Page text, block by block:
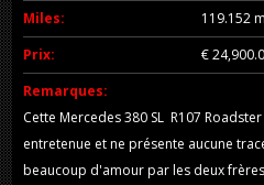
Miles:
119.152
Prix:
€
Remarques:
Cette Mercedes 380 SL R107
entretenue et ne présente aucune
beaucoup d'amour par les deux